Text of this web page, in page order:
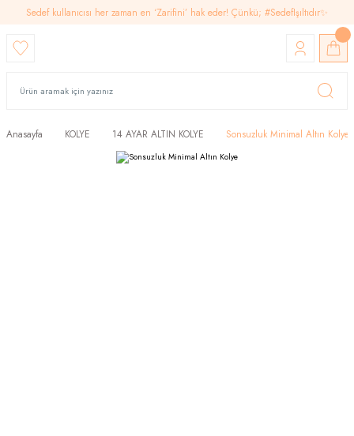
Sedef kullanıcısı her zaman en ‘Zarifini’ hak eder! Çünkü; #SedefIşıltıdır✨
Anasayfa KOLYE 14 AYAR ALTIN KOLYE Sonsuzluk Minimal Altın Kolye